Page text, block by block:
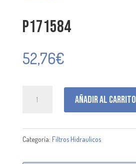
P171584
52,76€
Añadir al carrito
Categoría: Filtros Hidraulicos